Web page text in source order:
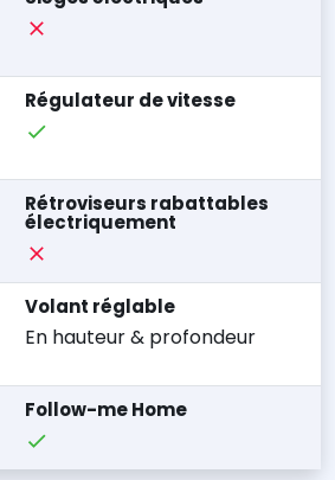
Régulateur de vitesse
Rétroviseurs rabattables
électriquement
Volant réglable
En hauteur & profondeur
Follow-me Home